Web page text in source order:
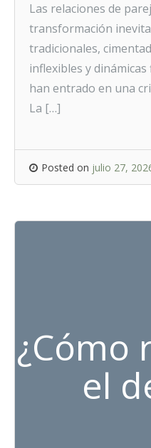
Las relaciones de
transformación
tradicionales,
inflexibles y
han entrado en una
La […]
Posted on julio 27,
¿Cómo
el